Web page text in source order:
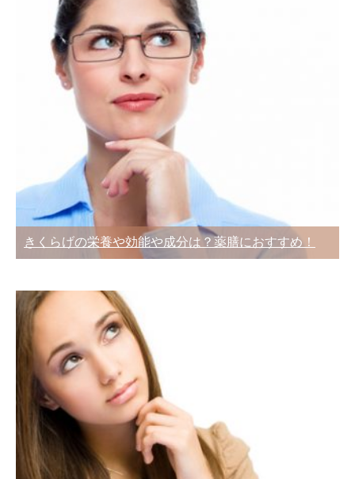
きくらげの栄養や効能や成分は？薬膳におすすめ！